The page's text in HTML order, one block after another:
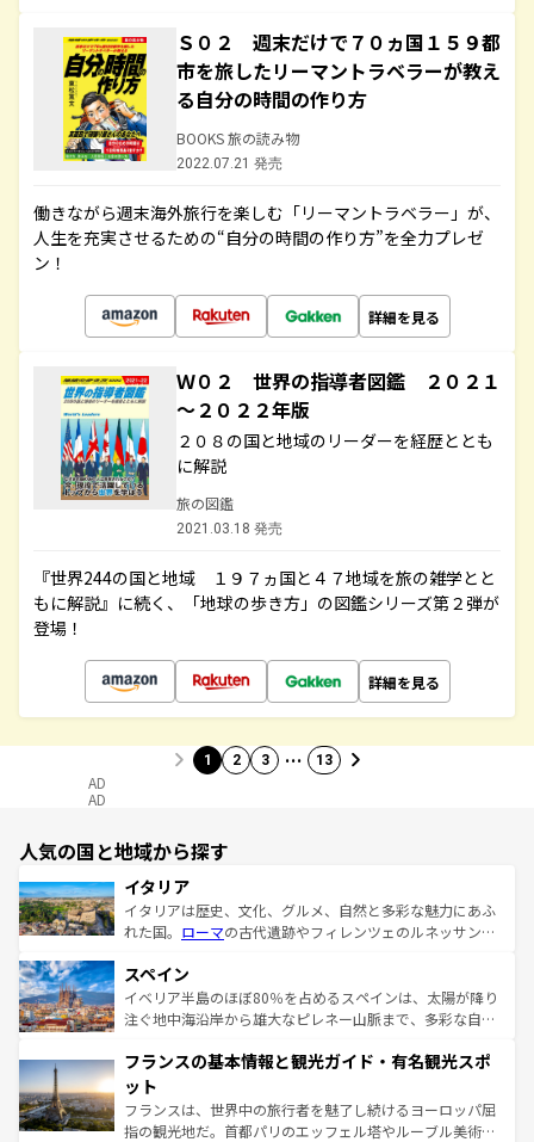
Ｓ０２ 週末だけで７０ヵ国１５９都
市を旅したリーマントラベラーが教え
る自分の時間の作り方
BOOKS 旅の読み物
2022.07.21 発売
働きながら週末海外旅行を楽しむ「リーマントラベラー」が、
人生を充実させるための“自分の時間の作り方”を全力プレゼ
ン！
詳細を見る
Ｗ０２ 世界の指導者図鑑 ２０２１
～２０２２年版
２０８の国と地域のリーダーを経歴ととも
に解説
旅の図鑑
2021.03.18 発売
『世界244の国と地域 １９７ヵ国と４７地域を旅の雑学とと
もに解説』に続く、「地球の歩き方」の図鑑シリーズ第２弾が
登場！
詳細を見る
1 2 3 … 13
AD
AD
人気の国と地域から探す
イタリア
イタリアは歴史、文化、グルメ、自然と多彩な魅力にあふ
れた国。 ローマの古代遺跡やフィレンツェのルネッサンス
ろん、トスカーナの美しい田園風景やアマルフィ海岸の絶
景など、自然景観も見逃せない。観光の合間には、本場の
ピザやパスタなど、絶品のイタリア料理を堪能することも
ませてくれるイタリアで、忘れられない旅をしてみよう！
なお、新着のイタリア情報は
しい。
スペイン
イベリア半島のほぼ80％を占めるスペインは、太陽が降り
注ぐ地中海沿岸から雄大なピレネー山脈まで、多彩な自然
文化が根付くこの国では、情熱的なフラメンコ、熱気あふ
れる闘牛、そして美味しいタパスが生活の一部となってい
る。首都マドリードの洗練された雰囲気や、バルセロナの
アートに溢れた街角から、地方では古代ローマ遺跡や中世
フランスの基本情報と観光ガイド・有名観光スポ
ット
フランスは、世界中の旅行者を魅了し続けるヨーロッパ屈
指の観光地だ。首都パリのエッフェル塔やルーブル美術館